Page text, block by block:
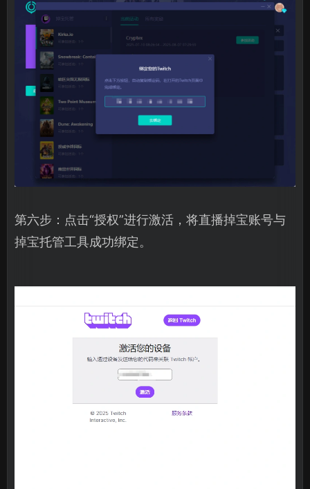
第六步：点击“授权”进行激活，将直播掉宝账号与
掉宝托管工具成功绑定。